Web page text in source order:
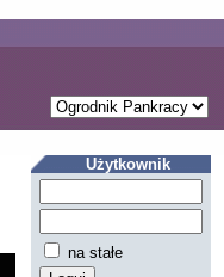
Użytkownik
na stałe